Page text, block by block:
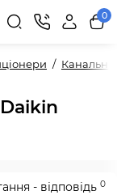
0
Канальні
- відповідь 0